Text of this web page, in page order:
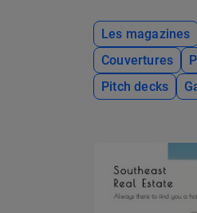
Les magazines
Couvertures
Pitch decks